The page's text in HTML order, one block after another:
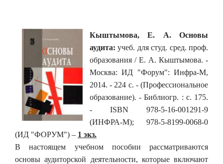
Кыштымова, Е. А.
Основы
аудита:учеб. для студ. сред. проф.
образования / Е. А. Кыштымова. -
Москва: ИД "Форум": Инфра-М,
2014. - 224 с. - (Профессиональное
образование). - Библиогр. : с. 175.
- ISBN 978-5-16-001291-9
(ИНФРА-М); 978-5-8199-0068-0
(ИД "ФОРУМ") – 1 экз.
В настоящем учебном пособии рассматриваются
основы аудиторской деятельности, которые включают